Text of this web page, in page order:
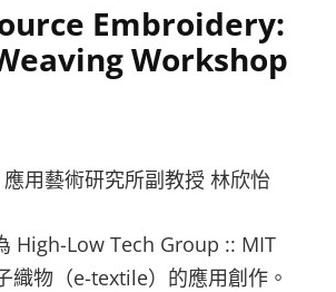
Embroidery:
Workshop
用藝術研究所副教授 林欣怡
High-Low Tech Group :: MIT
織物（e-textile）的應用創作。